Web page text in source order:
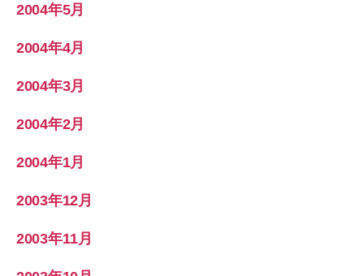
2004年5月
2004年4月
2004年3月
2004年2月
2004年1月
2003年12月
2003年11月